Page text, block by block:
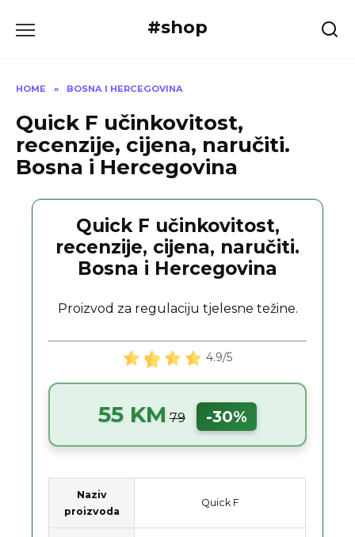
#shop
HOME » BOSNA I HERCEGOVINA
Quick F učinkovitost,
recenzije, cijena, naručiti.
Bosna i Hercegovina
Quick F učinkovitost,
recenzije, cijena, naručiti.
Bosna i Hercegovina
Proizvod za regulaciju tjelesne težine.
4.9/5
55 KM 79 -30%
Naziv
proizvoda
Quick F